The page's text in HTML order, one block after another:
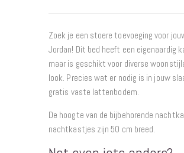
gallerij
Zoek je een stoere toevoeging voor
Jordan! Dit bed heeft een eigenaardig
maar is geschikt voor diverse
look. Precies wat er nodig is in jouw
gratis vaste lattenbodem.
De hoogte van de bijbehorende
nachtkastjes zijn 50 cm breed.